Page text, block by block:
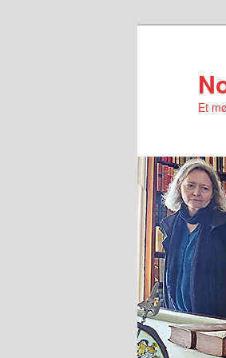
Et